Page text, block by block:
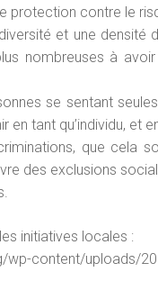
protection contre le
et une
nombreuses à
se sentant
tant qu’individu, et
que cela
des exclusions
initiatives locales :
content/uploads/